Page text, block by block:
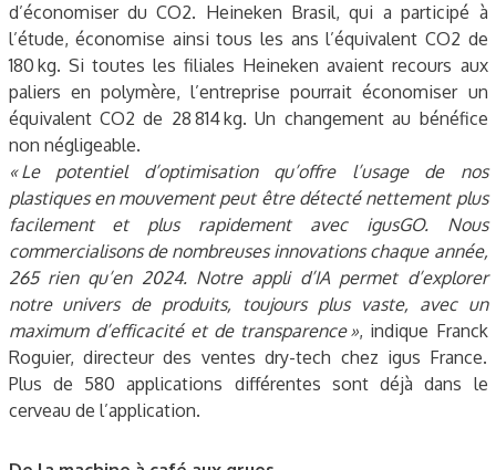
d’économiser du CO2. Heineken Brasil, qui a participé à
l’étude, économise ainsi tous les ans l’équivalent CO2 de
180 kg. Si toutes les filiales Heineken avaient recours aux
paliers en polymère, l’entreprise pourrait économiser un
équivalent CO2 de 28 814 kg. Un changement au bénéfice
non négligeable.
« Le potentiel d’optimisation qu’offre l’usage de nos
plastiques en mouvement peut être détecté nettement plus
facilement et plus rapidement avec igusGO. Nous
commercialisons de nombreuses innovations chaque année,
265 rien qu’en 2024. Notre appli d’IA permet d’explorer
notre univers de produits, toujours plus vaste, avec un
maximum d’efficacité et de transparence », indique Franck
Roguier, directeur des ventes dry-tech chez igus France.
Plus de 580 applications différentes sont déjà dans le
cerveau de l’application.